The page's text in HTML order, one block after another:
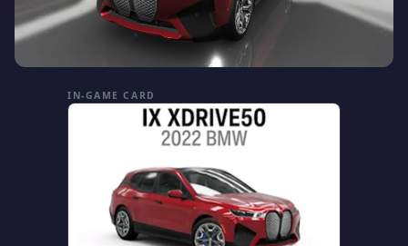
IN-GAME CARD